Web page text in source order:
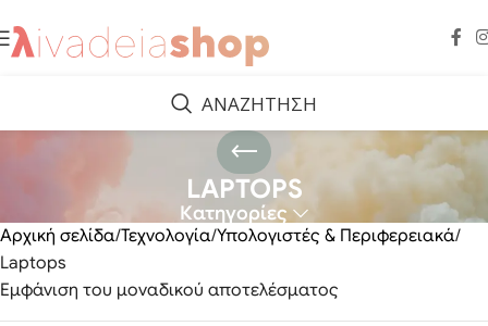
ΑΝΑΖΗΤΗΣΗ
LAPTOPS
Κατηγορίες
Αρχική σελίδα Τεχνολογία Υπολογιστές & Περιφερειακά
Laptops
Εμφάνιση του μοναδικού αποτελέσματος